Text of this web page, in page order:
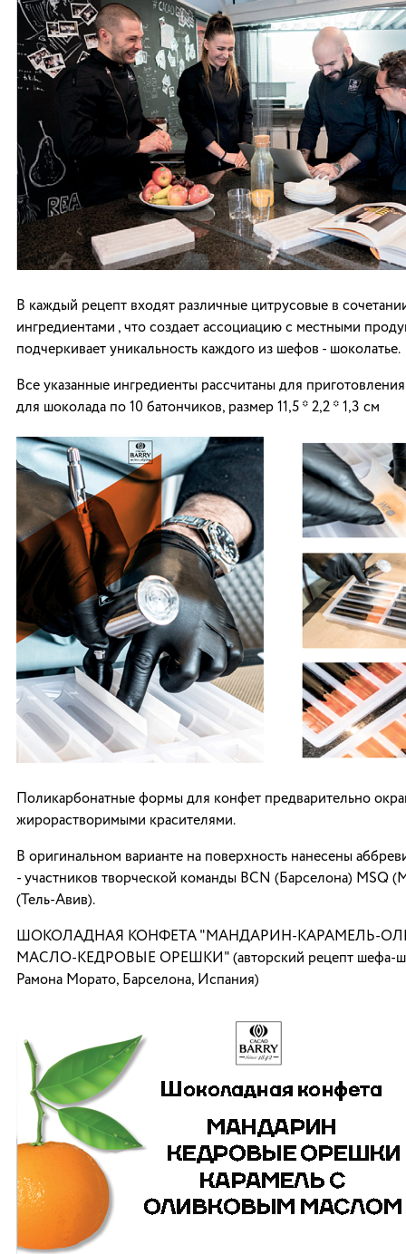
В каждый рецепт входят различные цитрусовые в
ингредиентами , что создает ассоциацию с местными
подчеркивает уникальность каждого из шефов - шоколатье.
Все указанные ингредиенты рассчитаны для
для шоколада по 10 батончиков, размер 11,5 * 2,2 * 1,3 см
Поликарбонатные формы для конфет предварительно
жирорастворимыми красителями.
В оригинальном варианте на поверхность нанесены
- участников творческой команды BCN (Барселона) MSQ
(Тель-Авив).
ШОКОЛАДНАЯ КОНФЕТА "МАНДАРИН-КАРАМЕЛЬ-
МАСЛО-КЕДРОВЫЕ ОРЕШКИ" (авторский рецепт шефа-
Рамона Морато, Барселона, Испания)